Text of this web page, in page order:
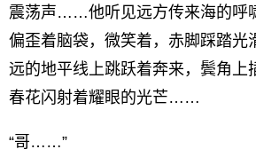
震荡声……他听见远方传来海的呼
偏歪着脑袋，微笑着，赤脚踩踏光
远的地平线上跳跃着奔来，鬓角上
春花闪射着耀眼的光芒……
“哥……”